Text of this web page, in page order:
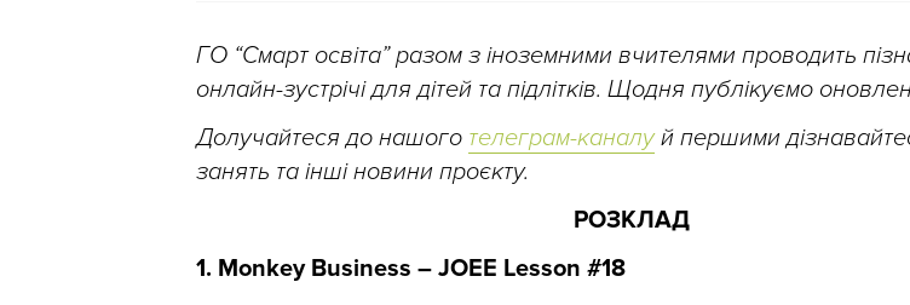
ГО “Смарт освіта” разом з іноземними вчителями проводить
онлайн-зустрічі для дітей та підлітків. Щодня публікуємо
Долучайтеся до нашого телеграм-каналуй першими
занять та інші новини проєкту.
РОЗКЛАД
1. Monkey Business – JOEE Lesson #18